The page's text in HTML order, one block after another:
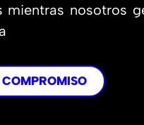
mientras nosotros